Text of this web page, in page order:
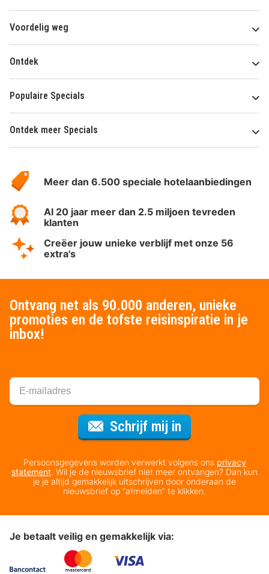
Voordelig weg
Ontdek
Populaire Specials
Ontdek meer Specials
HotelSpecials
Meer dan 6.500 speciale hotelaanbiedingen
Al 20 jaar meer dan 2.5 miljoen tevreden
klanten
Creëer jouw unieke verblijf met onze 56
extra's
Ontvang net als 90.000 anderen, unieke
promoties en de tofste reisinspiratie in je
inbox!
Schrijf mij in
Persoonsgegevens worden verwerkt volgens ons privacy
statement. Wil je de nieuwsbrief niet meer ontvangen? Dan kun
je je altijd gemakkelijk uitschrijven door onderaan de
nieuwsbrief op “afmelden” te klikken.
Je betaalt veilig en gemakkelijk via: